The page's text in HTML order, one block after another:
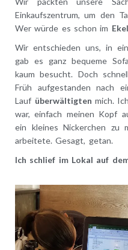
Einkaufszentrum, um den
Wer würde es schon im
Wir entschieden uns, in
gab es ganz bequeme
kaum besucht. Doch
Früh aufgestanden nach
Lauf überwältigten mich.
war, einfach meinen Kopf
ein kleines Nickerchen zu
arbeitete. Gesagt, getan.
Ich schlief im Lokal auf